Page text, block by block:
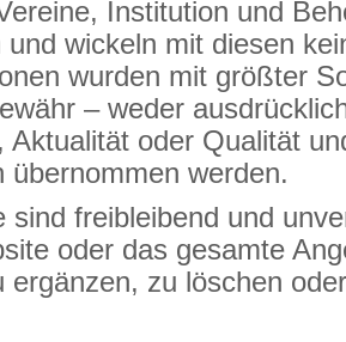
Institution und
und wickeln mit diesen
wurden mit größter
– weder
Aktualität oder Qualität
übernommen werden.
sind freibleibend und
oder das gesamte
ergänzen, zu löschen